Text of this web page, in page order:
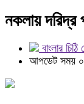
নকলায় দরিদ্র
বাংলার
আপডেট সময়